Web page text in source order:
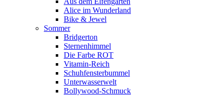
Alice im Wunderland
Bike & Jewel
Sommer
Bridgerton
Sternenhimmel
Die Farbe ROT
Vitamin-Reich
Schuhfensterbummel
Unterwasserwelt
Bollywood-Schmuck